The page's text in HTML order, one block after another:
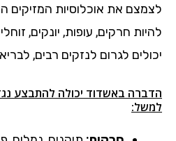
לצמצם את אוכלוסיות המזיקים
להיות חרקים, עופות, יונקים,
יכולים לגרום לנזקים רבים,
הדברה באשדוד יכולה להתבצע
למשל: